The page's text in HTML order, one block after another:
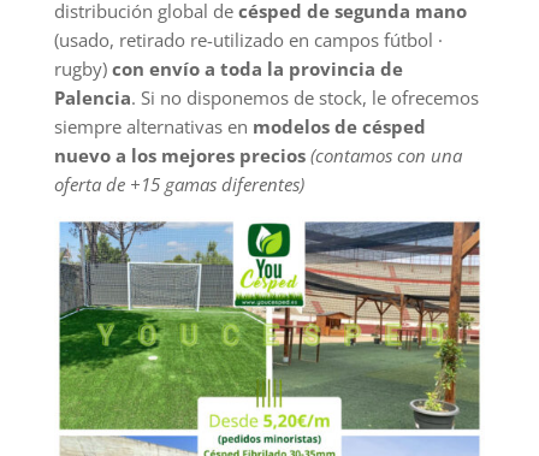
distribución global de césped de segunda mano
(usado, retirado re-utilizado en campos fútbol ·
rugby) con envío a toda la provincia de
Palencia. Si no disponemos de stock, le ofrecemos
siempre alternativas en modelos de césped
nuevo a los mejores precios (contamos con una
oferta de +15 gamas diferentes)